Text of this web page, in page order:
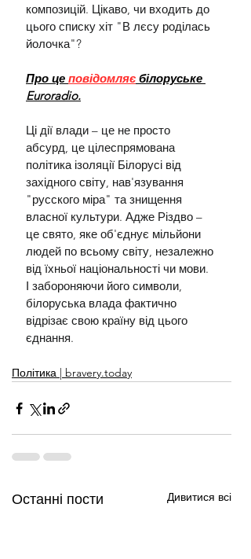
композицій. Цікаво, чи входить до
цього списку хіт "В лєсу роділась
йолочка"?
Про це повідомляє білоруське
Euroradio.
Ці дії влади – це не просто
абсурд, це цілеспрямована
політика ізоляції Білорусі від
західного світу, нав'язування
"русского міра" та знищення
власної культури. Адже Різдво –
це свято, яке об'єднує мільйони
людей по всьому світу, незалежно
від їхньої національності чи мови.
І забороняючи його символи,
білоруська влада фактично
відрізає свою країну від цього
єднання.
Політика | bravery.today
Останні пости Дивитися всі